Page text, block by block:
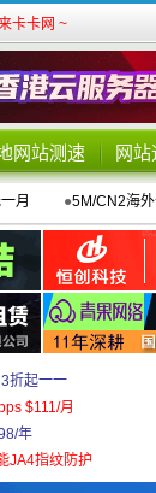
卡卡网 ~
网站测速 网
月 ●5M/CN2海
折起一一
$111/月
年
JA4指纹防护